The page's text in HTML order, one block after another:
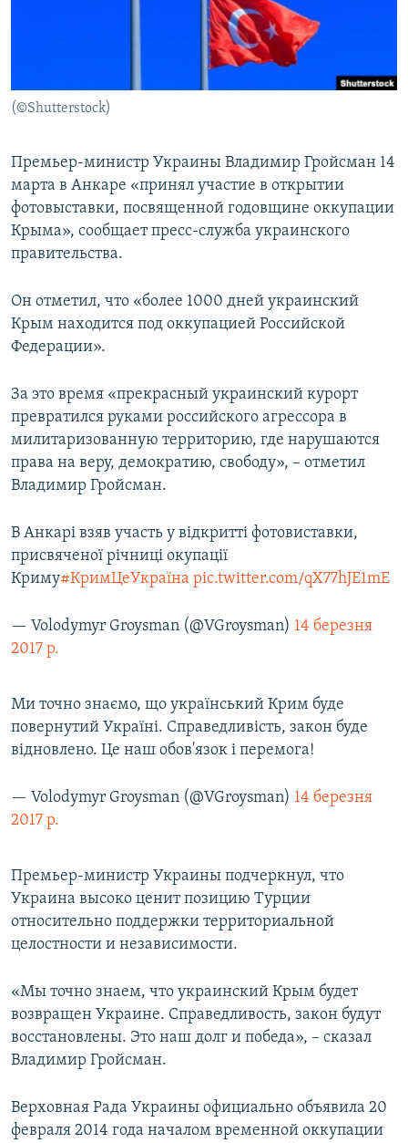
УКРАИНСКАЯ ПРОБЛЕМА КРЫМА
(©Shutterstock)
Премьер-министр Украины Владимир Гройсман 14
марта в Анкаре «принял участие в открытии
фотовыставки, посвященной годовщине оккупации
Крыма», сообщает пресс-служба украинского
правительства.
Он отметил, что «более 1000 дней украинский
Крым находится под оккупацией Российской
Федерации».
За это время «прекрасный украинский курорт
превратился руками российского агрессора в
милитаризованную территорию, где нарушаются
права на веру, демократию, свободу», – отметил
Владимир Гройсман.
В Анкарі взяв участь у відкритті фотовиставки,
присвяченої річниці окупації
Криму#КримЦеУкраїна pic.twitter.com/qX77hJE1mE
— Volodymyr Groysman (@VGroysman) 14 березня
2017 р.
Ми точно знаємо, що український Крим буде
повернутий Україні. Справедливість, закон буде
відновлено. Це наш обов'язок і перемога!
— Volodymyr Groysman (@VGroysman) 14 березня
2017 р.
Премьер-министр Украины подчеркнул, что
Украина высоко ценит позицию Турции
относительно поддержки территориальной
целостности и независимости.
«Мы точно знаем, что украинский Крым будет
возвращен Украине. Справедливость, закон будут
восстановлены. Это наш долг и победа», – сказал
Владимир Гройсман.
Верховная Рада Украины официально объявила 20
февраля 2014 года началом временной оккупации